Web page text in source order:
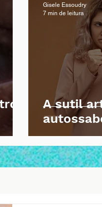
A sutil
Gisele Essoudry
7 min de leitura